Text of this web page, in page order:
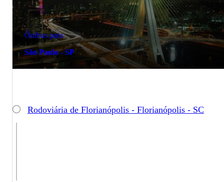
Ônibus para
São Paulo - SP
Rodoviária de Florianópolis - Florianópolis - SC